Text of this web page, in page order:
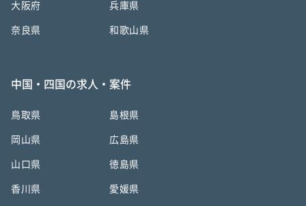
大阪府 兵庫県
奈良県 和歌山県
中国・四国の求人・案件
鳥取県 島根県
岡山県 広島県
山口県 徳島県
香川県 愛媛県